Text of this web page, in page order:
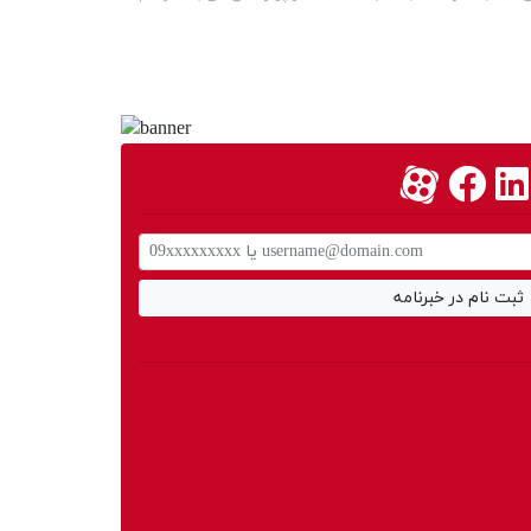
این فروشگاه به مشتریان و خریداران می‌دهد؛ بنابراین شهر
در شهر فرش ویژگی‌هایی دارند که هر خریداری این ویژگی‌ها
به نسبت دیگر انواع فرش‌ها، قیمتی بالاتر داشته و
به عنوان محصولی گران‌بها شناخته می‌شوند.
ثبت نام در خبرنامه